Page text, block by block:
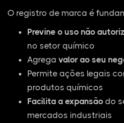
O registro de marca é
Previne o uso não
no setor químico
Agrega valor ao seu
Permite ações legais
produtos químicos
Facilita a expansão do
mercados industriais